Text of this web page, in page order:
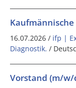
16.07.2026 / ifp |
Diagnostik. /
Vorstand (m/w/